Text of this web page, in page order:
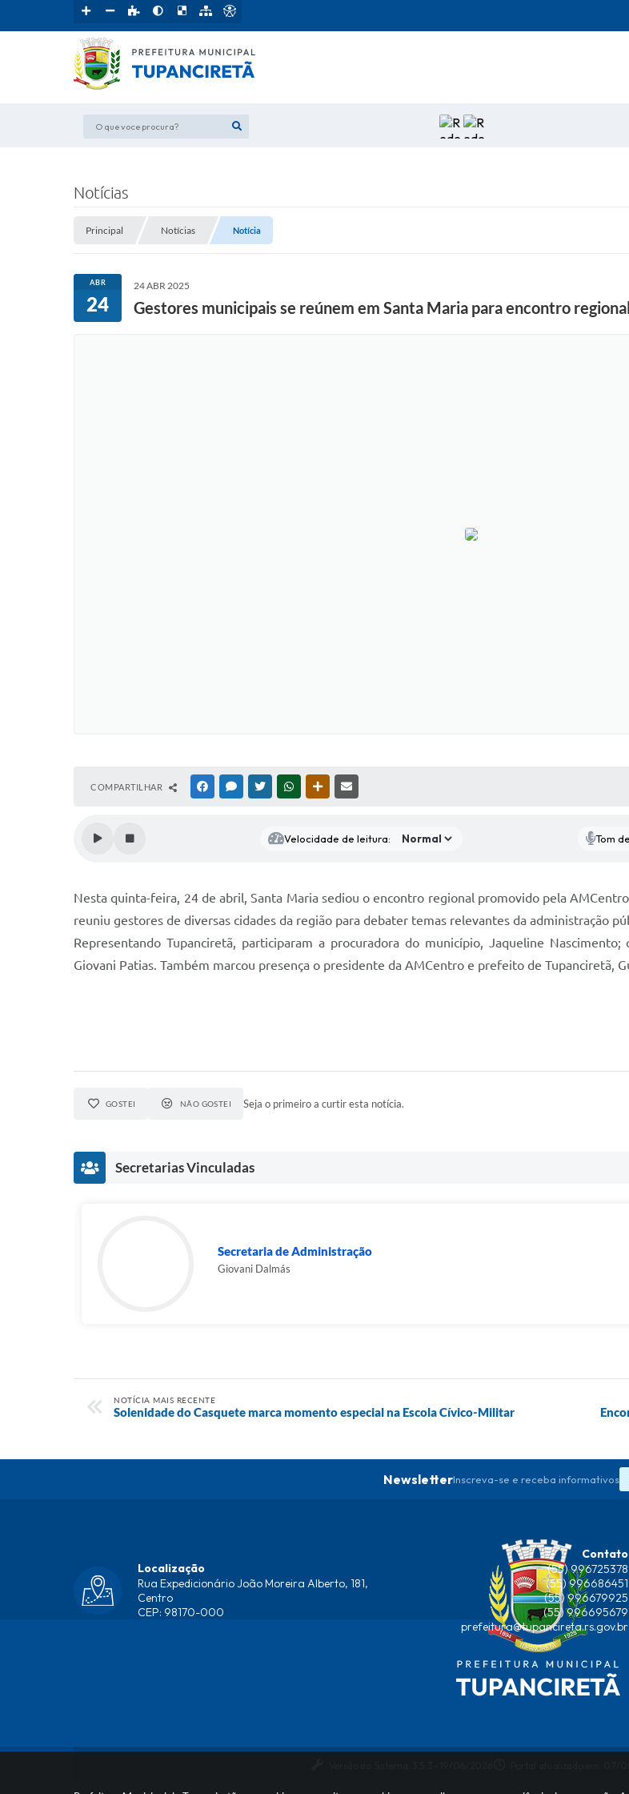
O que voce procura?
Notícias
Principal Notícias Notícia
ABR
24
24 ABR 2025
Gestores municipais se reúnem em Santa Maria para encontro
COMPARTILHAR FACEBOOKMESSENGER
TWITTERWHATSAPPOUTRAS MÍDIAS
Velocidade de leitura: Tom
Nesta quinta-feira, 24 de abril, Santa Maria sediou o encontro regional promovido pela
reuniu gestores de diversas cidades da região para debater temas relevantes da administração
Representando Tupanciretã, participaram a procuradora do município, Jaqueline
Giovani Patias. Também marcou presença o presidente da AMCentro e prefeito de Tupanciretã,
GOSTEI NÃO GOSTEI Seja o primeiro a curtir esta notícia.
Secretarias Vinculadas
Secretaria de Administração
Giovani Dalmás
NOTÍCIA MAIS RECENTE
Solenidade do Casquete marca momento especial na Escola Cívico-Militar
NewsletterInscreva-se e receba informativos
Localização
Rua Expedicionário João Moreira Alberto, 181,
Centro
CEP: 98170-000
Contato
(55) 996725378
(55) 996686451
(55) 996679925
(55) 996695679
prefeitura@tupancireta.rs.gov.br